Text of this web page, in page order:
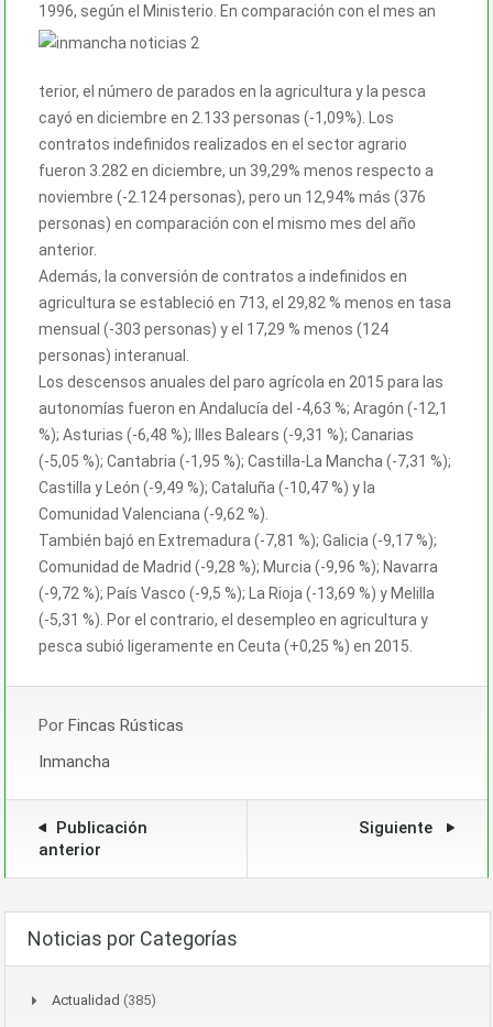
1996, según el Ministerio. En comparación con el mes an
terior, el número de parados en la agricultura y la pesca
cayó en diciembre en 2.133 personas (-1,09%). Los
contratos indefinidos realizados en el sector agrario
fueron 3.282 en diciembre, un 39,29% menos respecto a
noviembre (-2.124 personas), pero un 12,94% más (376
personas) en comparación con el mismo mes del año
anterior.
Además, la conversión de contratos a indefinidos en
agricultura se estableció en 713, el 29,82 % menos en tasa
mensual (-303 personas) y el 17,29 % menos (124
personas) interanual.
Los descensos anuales del paro agrícola en 2015 para las
autonomías fueron en Andalucía del -4,63 %; Aragón (-12,1
%); Asturias (-6,48 %); Illes Balears (-9,31 %); Canarias
(-5,05 %); Cantabria (-1,95 %); Castilla-La Mancha (-7,31 %);
Castilla y León (-9,49 %); Cataluña (-10,47 %) y la
Comunidad Valenciana (-9,62 %).
También bajó en Extremadura (-7,81 %); Galicia (-9,17 %);
Comunidad de Madrid (-9,28 %); Murcia (-9,96 %); Navarra
(-9,72 %); País Vasco (-9,5 %); La Rioja (-13,69 %) y Melilla
(-5,31 %). Por el contrario, el desempleo en agricultura y
pesca subió ligeramente en Ceuta (+0,25 %) en 2015.
Por Fincas Rústicas
Inmancha
Publicación
anterior
Siguiente
Noticias por Categorías
Actualidad (385)